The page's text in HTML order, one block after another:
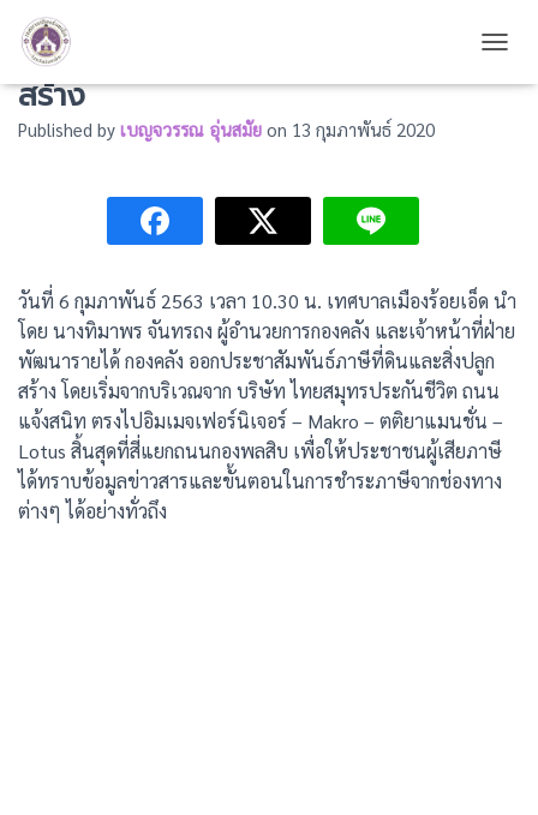
ออกประชาสัมพันธ์ภาษีที่ดินและสิ่งปลูก
สร้าง
Published by เบญจวรรณ อุ่นสมัย on 13 กุมภาพันธ์ 2020
วันที่ 6 กุมภาพันธ์ 2563 เวลา 10.30 น. เทศบาลเมืองร้อยเอ็ด นำ
โดย นางทิมาพร จันทรถง ผู้อำนวยการกองคลัง และเจ้าหน้าที่ฝ่าย
พัฒนารายได้ กองคลัง ออกประชาสัมพันธ์ภาษีที่ดินและสิ่งปลูก
สร้าง โดยเริ่มจากบริเวณจาก บริษัท ไทยสมุทรประกันชีวิต ถนน
แจ้งสนิท ตรงไปอิมเมจเฟอร์นิเจอร์ – Makro – ตติยาแมนชั่น –
Lotus สิ้นสุดที่สี่แยกถนนกองพลสิบ เพื่อให้ประชาชนผู้เสียภาษี
ได้ทราบข้อมูลข่าวสารและขั้นตอนในการชำระภาษีจากช่องทาง
ต่างๆ ได้อย่างทั่วถึง